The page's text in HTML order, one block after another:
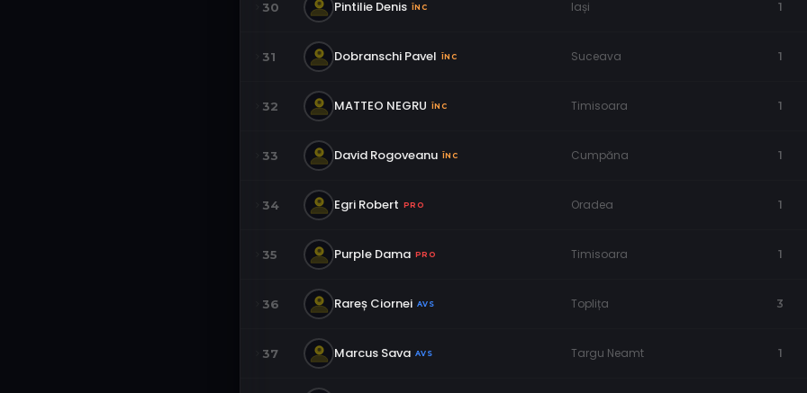
30 Pintilie Denis ÎNC Iași 1
31 Dobranschi Pavel ÎNC Suceava 1
32 MATTEO NEGRU ÎNC Timisoara 1
33 David Rogoveanu ÎNC Cumpăna 1
34 Egri Robert PRO Oradea 1
35 Purple Dama PRO Timisoara 1
36 Rareș Ciornei AVS Toplița 3
37 Marcus Sava AVS Targu Neamt 1